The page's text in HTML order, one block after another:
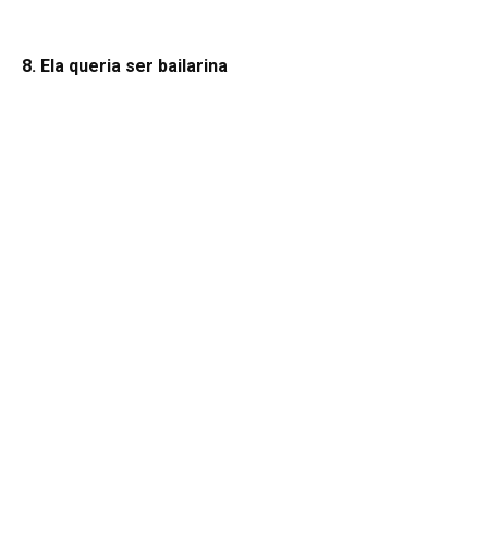
8. Ela queria ser bailarina